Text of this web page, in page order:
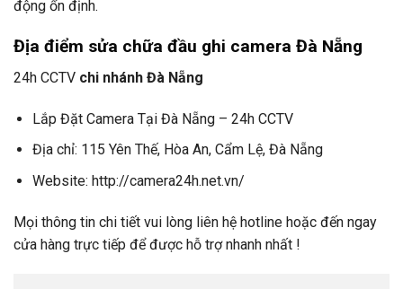
động ổn định.
Địa điểm sửa chữa đầu ghi camera Đà Nẵng
24h CCTV chi nhánh Đà Nẵng
Lắp Đặt Camera Tại Đà Nẵng – 24h CCTV
Địa chỉ: 115 Yên Thế, Hòa An, Cẩm Lệ, Đà Nẵng
Website: http://camera24h.net.vn/
Mọi thông tin chi tiết vui lòng liên hệ hotline hoặc đến ngay
cửa hàng trực tiếp để được hỗ trợ nhanh nhất !